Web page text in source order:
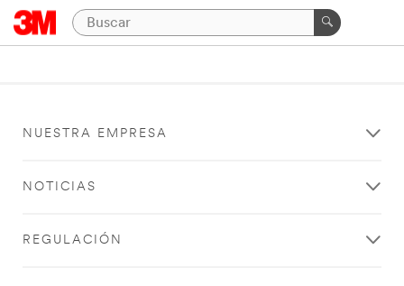
NUESTRA EMPRESA
NOTICIAS
REGULACIÓN